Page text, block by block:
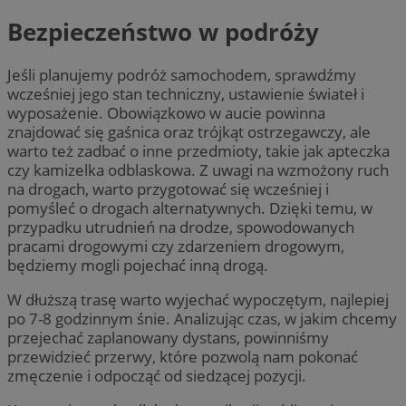
Bezpieczeństwo w podróży
Jeśli planujemy podróż samochodem, sprawdźmy
wcześniej jego stan techniczny, ustawienie świateł i
wyposażenie. Obowiązkowo w aucie powinna
znajdować się gaśnica oraz trójkąt ostrzegawczy, ale
warto też zadbać o inne przedmioty, takie jak apteczka
czy kamizelka odblaskowa. Z uwagi na wzmożony ruch
na drogach, warto przygotować się wcześniej i
pomyśleć o drogach alternatywnych. Dzięki temu, w
przypadku utrudnień na drodze, spowodowanych
pracami drogowymi czy zdarzeniem drogowym,
będziemy mogli pojechać inną drogą.
W dłuższą trasę warto wyjechać wypoczętym, najlepiej
po 7-8 godzinnym śnie. Analizując czas, w jakim chcemy
przejechać zaplanowany dystans, powinniśmy
przewidzieć przerwy, które pozwolą nam pokonać
zmęczenie i odpocząć od siedzącej pozycji.